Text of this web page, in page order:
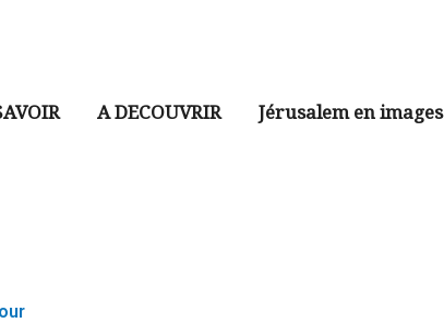
A DECOUVRIR Jérusalem en images